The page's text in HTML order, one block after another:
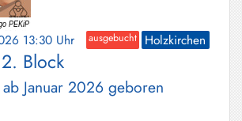
13:30 Uhr ausgebucht Holzkirchen
Block
Januar 2026 geboren